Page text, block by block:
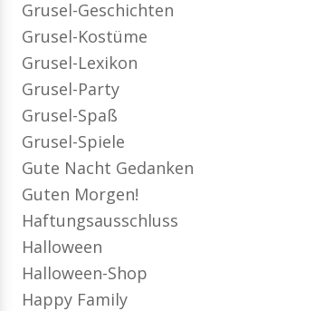
Grusel-Geschichten
Grusel-Kostüme
Grusel-Lexikon
Grusel-Party
Grusel-Spaß
Grusel-Spiele
Gute Nacht Gedanken
Guten Morgen!
Haftungsausschluss
Halloween
Halloween-Shop
Happy Family